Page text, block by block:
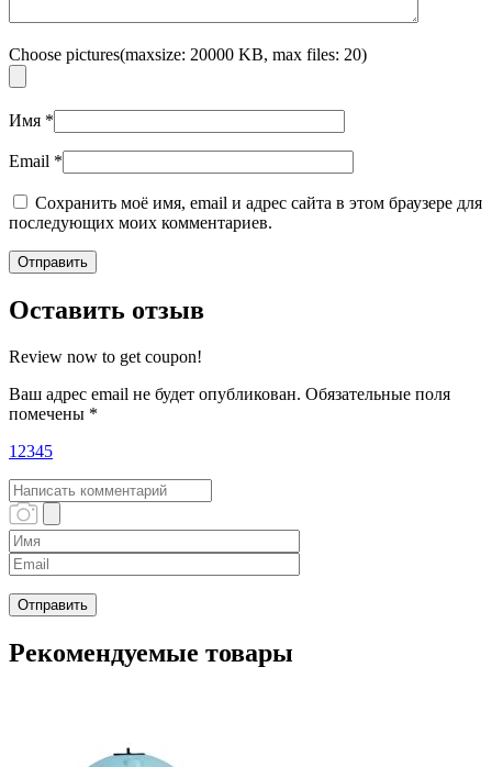
Choose pictures(maxsize: 20000 KB, max files: 20)
Имя *
Email *
Сохранить моё имя, email и адрес сайта в этом браузере для
последующих моих комментариев.
Оставить отзыв
Review now to get coupon!
Ваш адрес email не будет опубликован. Обязательные поля
помечены *
1 2345
Рекомендуемые товары